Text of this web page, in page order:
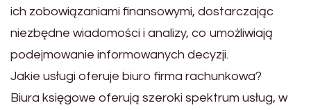
ich zobowiązaniami finansowymi, dostarczając
niezbędne wiadomości i analizy, co umożliwiają
podejmowanie informowanych decyzji.
Jakie usługi oferuje biuro firma rachunkowa?
Biura księgowe oferują szeroki spektrum usług, w